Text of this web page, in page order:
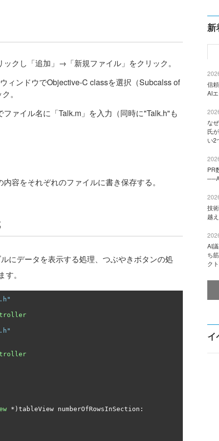
クし「追加」→「新規ファイル」をクリック。
ィンドウでObjective-C classを選択（Subcalss of
。
ァイル名に「Talk.m」を入力（同時に"Talk.h"も
容をそれぞれのファイルに書き保存する。
にデータを表示する処理、つぶやきボタンの処
。
*) tableView numberOfRowsInSection :
新
信
AI
な
氏
い2
PR
技
越
AI
ち
ク
イ